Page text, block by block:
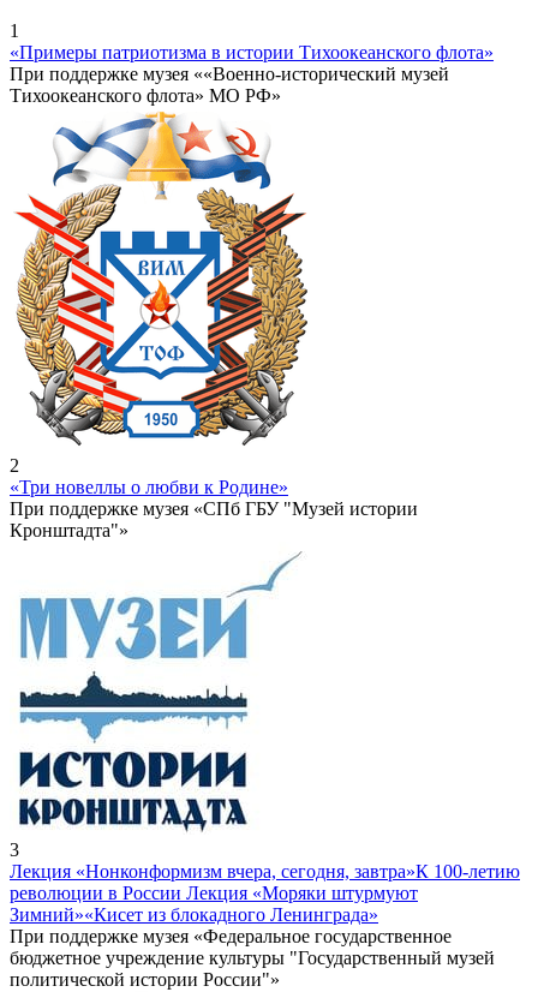
1
«Примеры патриотизма в истории Тихоокеанского флота»
При поддержке музея ««Военно-исторический музей
Тихоокеанского флота» МО РФ»
2
«Три новеллы о любви к Родине»
При поддержке музея «СПб ГБУ "Музей истории
Кронштадта"»
3
Лекция «Нонконформизм вчера, сегодня, завтра»К 100-летию
революции в России Лекция «Моряки штурмуют
Зимний»«Кисет из блокадного Ленинграда»
При поддержке музея «Федеральное государственное
бюджетное учреждение культуры "Государственный музей
политической истории России"»